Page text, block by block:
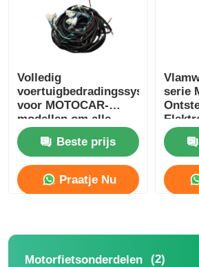
Volledig
voertuigbedradingssysteem
voor MOTOCAR-
modellen om alle
elektrische
componenten aan te
sluiten
Beste prijs
Praatje Nu
serie
Motorfietsonderdelen (2)